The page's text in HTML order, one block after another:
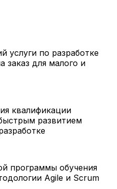
услуги по разработке
заказ для малого и
квалификации
развитием
программы обучения
Agile и Scrum